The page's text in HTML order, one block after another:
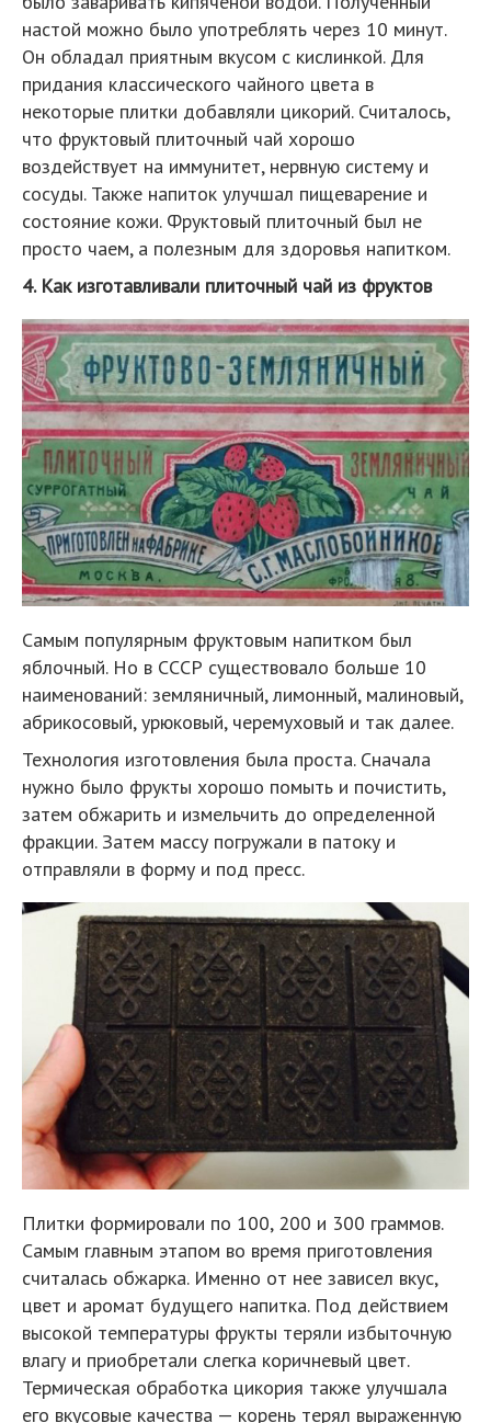
настой можно было употреблять через 10 минут.
Он обладал приятным вкусом с кислинкой. Для
придания классического чайного цвета в
некоторые плитки добавляли цикорий. Считалось,
что фруктовый плиточный чай хорошо
воздействует на иммунитет, нервную систему и
сосуды. Также напиток улучшал пищеварение и
состояние кожи. Фруктовый плиточный был не
просто чаем, а полезным для здоровья напитком.
4. Как изготавливали плиточный чай из фруктов
Самым популярным фруктовым напитком был
яблочный. Но в СССР существовало больше 10
наименований: земляничный, лимонный, малиновый,
абрикосовый, урюковый, черемуховый и так далее.
Технология изготовления была проста. Сначала
нужно было фрукты хорошо помыть и почистить,
затем обжарить и измельчить до определенной
фракции. Затем массу погружали в патоку и
отправляли в форму и под пресс.
Плитки формировали по 100, 200 и 300 граммов.
Самым главным этапом во время приготовления
считалась обжарка. Именно от нее зависел вкус,
цвет и аромат будущего напитка. Под действием
высокой температуры фрукты теряли избыточную
влагу и приобретали слегка коричневый цвет.
Термическая обработка цикория также улучшала
его вкусовые качества — корень терял выраженную